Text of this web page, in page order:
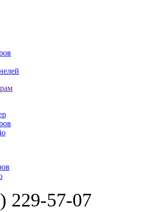
229-57-07